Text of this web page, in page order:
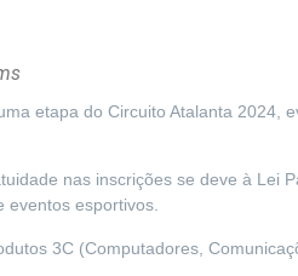
etapa do Circuito Atalanta 2024,
nas inscrições se deve à Lei
eventos esportivos.
3C (Computadores,